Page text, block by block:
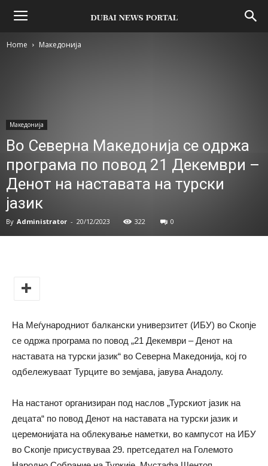
Home Македонија
Македонија
Во Северна Македонија се одржа
програма по повод 21 Декември –
Денот на наставата на турски
јазик
By Administrator - 20/12/2023 322 0
На Меѓународниот балкански универзитет (ИБУ) во Скопје
се одржа програма по повод „21 Декември – Денот на
наставата на турски јазик“ во Северна Македонија, кој го
одбележуваат Турците во земјава, јавува Анадолу.
На настанот организиран под наслов „Турскиот јазик на
децата“ по повод Денот на наставата на турски јазик и
церемонијата на облекување наметки, во кампусот на ИБУ
во Скопје присуствуваа 29. претседател на Големото